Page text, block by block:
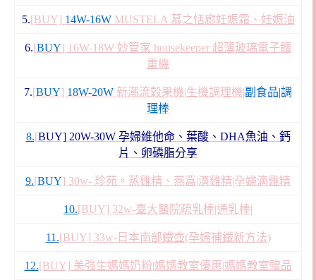
5.[BUY] 14W-16W MUSTELA 慕之恬廊妊娠霜、妊娠油
6.[BUY] 16W-18W 妙管家 housekeeper 超薄玻璃電子體
重機
7.[BUY] 18W-20W 新潮流穀果機|生機調理機|副食品|調
理棒
8.[BUY] 20W-30W 孕婦維他命、葉酸、DHA魚油、鈣
片、卵磷脂分享
9.[BUY] 30w- 珍苑。蒸雞精、燕窩|滴雞精|孕婦滴雞精
10.[BUY] 32w-臺大醫院疏乳棒|通乳棒|
11.[BUY] 33w-日本南部鐵壺(孕婦補鐵新方法)
12.[BUY] 美強生媽媽奶粉|媽媽教室優惠|媽媽教室贈品